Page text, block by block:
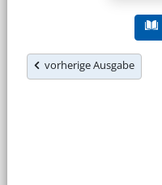
vorherige Ausgabe